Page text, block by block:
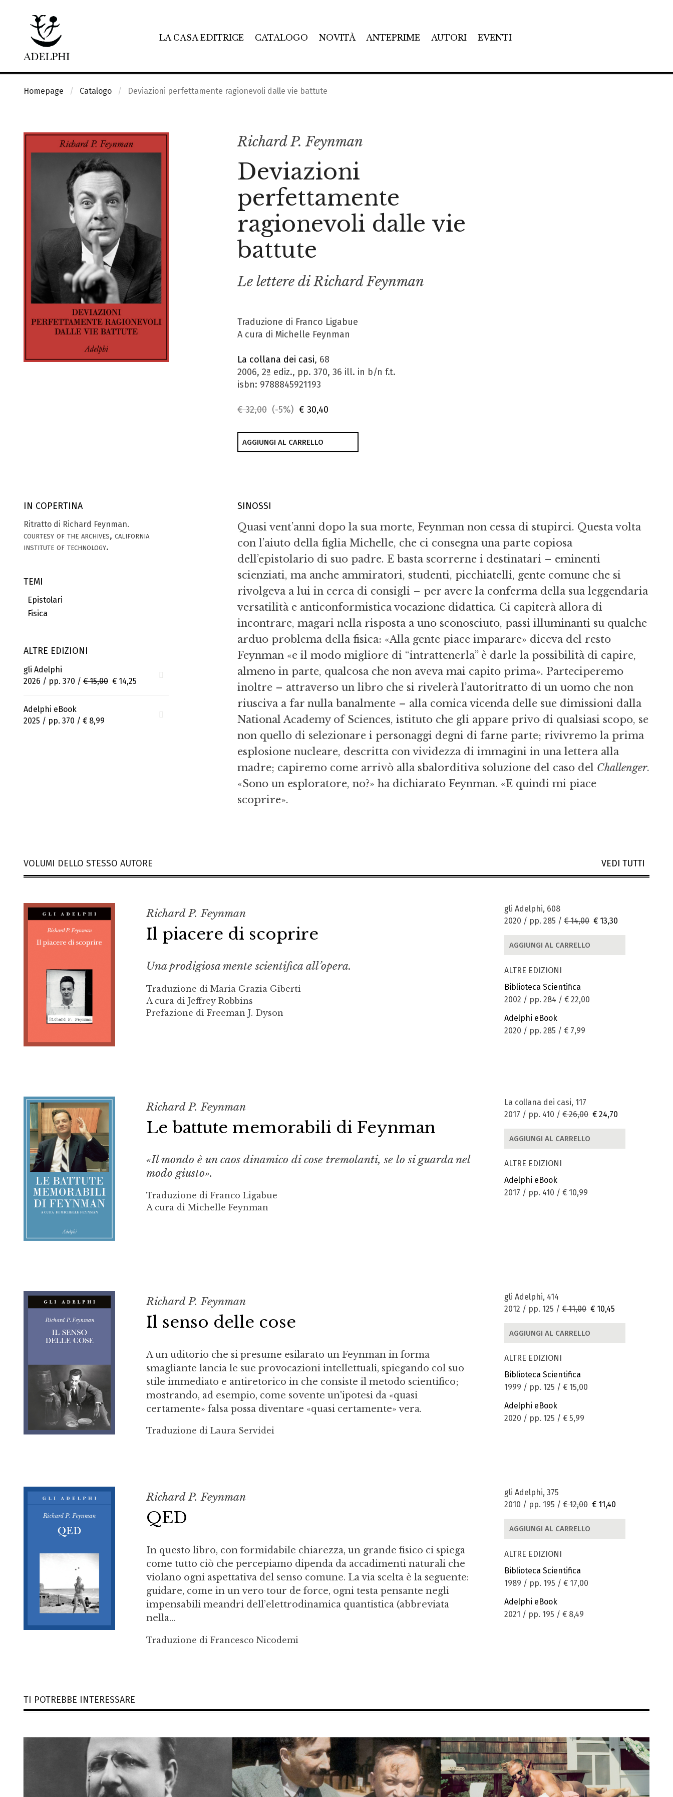
LA CASA EDITRICE CATALOGO NOVITÀ ANTEPRIME AUTORI EVENTI
Homepage Catalogo Deviazioni perfettamente ragionevoli dalle vie battute
Richard P. Feynman
Deviazioni
perfettamente
ragionevoli dalle vie
battute
Le lettere di Richard Feynman
Traduzione di Franco Ligabue
A cura di Michelle Feynman
La collana dei casi, 68
2006, 2ª ediz., pp. 370, 36 ill. in b/n f.t.
isbn: 9788845921193
€ 32,00 (-5%) € 30,40
AGGIUNGI AL CARRELLO
IN COPERTINA
Ritratto di Richard Feynman.
courtesy of the archives, california
institute of technology.
TEMI
Epistolari
Fisica
ALTRE EDIZIONI
gli Adelphi
2026 / pp. 370 / € 15,00 € 14,25
Adelphi eBook
2025 / pp. 370 / € 8,99
SINOSSI
Quasi vent’anni dopo la sua morte, Feynman non cessa di stupirci. Questa volta
con l’aiuto della figlia Michelle, che ci consegna una parte copiosa
dell’epistolario di suo padre. E basta scorrerne i destinatari – eminenti
scienziati, ma anche ammiratori, studenti, picchiatelli, gente comune che si
rivolgeva a lui in cerca di consigli – per avere la conferma della sua leggendaria
versatilità e anticonformistica vocazione didattica. Ci capiterà allora di
incontrare, magari nella risposta a uno sconosciuto, passi illuminanti su qualche
arduo problema della fisica: «Alla gente piace imparare» diceva del resto
Feynman «e il modo migliore di “intrattenerla” è darle la possibilità di capire,
almeno in parte, qualcosa che non aveva mai capito prima». Parteciperemo
inoltre – attraverso un libro che si rivelerà l’autoritratto di un uomo che non
riusciva a far nulla banalmente – alla comica vicenda delle sue dimissioni dalla
National Academy of Sciences, istituto che gli appare privo di qualsiasi scopo, se
non quello di selezionare i personaggi degni di farne parte; rivivremo la prima
esplosione nucleare, descritta con vividezza di immagini in una lettera alla
madre; capiremo come arrivò alla sbalorditiva soluzione del caso del Challenger.
«Sono un esploratore, no?» ha dichiarato Feynman. «E quindi mi piace
scoprire».
VOLUMI DELLO STESSO AUTORE VEDI TUTTI
Richard P. Feynman
Il piacere di scoprire
Una prodigiosa mente scientifica all’opera.
Traduzione di Maria Grazia Giberti
A cura di Jeffrey Robbins
Prefazione di Freeman J. Dyson
gli Adelphi, 608
2020 / pp. 285 / € 14,00 € 13,30
AGGIUNGI AL CARRELLO
ALTRE EDIZIONI
Biblioteca Scientifica
2002 / pp. 284 / € 22,00
Adelphi eBook
2020 / pp. 285 / € 7,99
Richard P. Feynman
Le battute memorabili di Feynman
«Il mondo è un caos dinamico di cose tremolanti, se lo si guarda nel
modo giusto».
Traduzione di Franco Ligabue
A cura di Michelle Feynman
La collana dei casi, 117
2017 / pp. 410 / € 26,00 € 24,70
AGGIUNGI AL CARRELLO
ALTRE EDIZIONI
Adelphi eBook
2017 / pp. 410 / € 10,99
Richard P. Feynman
Il senso delle cose
A un uditorio che si presume esilarato un Feyn­man in forma
smagliante lancia le sue provocazioni intellettuali, spiegando col suo
stile immediato e antiretorico in che consiste il metodo scientifi­co;
mostrando, ad esempio, come sovente un'ipo­te­si da «quasi
certamente» falsa possa diventare «quasi certamente» vera.
Traduzione di Laura Servidei
gli Adelphi, 414
2012 / pp. 125 / € 11,00 € 10,45
AGGIUNGI AL CARRELLO
ALTRE EDIZIONI
Biblioteca Scientifica
1999 / pp. 125 / € 15,00
Adelphi eBook
2020 / pp. 125 / € 5,99
Richard P. Feynman
QED
In questo libro, con formidabile chiarezza, un grande fisico ci spiega
come tutto ciò che percepiamo dipenda da accadimenti naturali che
violano ogni aspettativa del senso comune. La via scelta è la seguente:
guidare, come in un vero tour de force, ogni testa pensante negli
impensabili meandri dell’elettrodinamica quantistica (abbreviata
nella...
Traduzione di Francesco Nicodemi
gli Adelphi, 375
2010 / pp. 195 / € 12,00 € 11,40
AGGIUNGI AL CARRELLO
ALTRE EDIZIONI
Biblioteca Scientifica
1989 / pp. 195 / € 17,00
Adelphi eBook
2021 / pp. 195 / € 8,49
TI POTREBBE INTERESSARE